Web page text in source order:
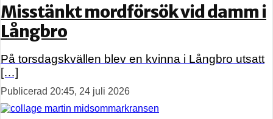
Misstänkt mordförsök vid damm i
Långbro
På torsdagskvällen blev en kvinna i Långbro utsatt
[…]
Publicerad 20:45, 24 juli 2026